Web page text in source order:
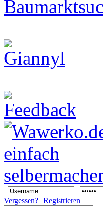
Vergessen? | Registrieren